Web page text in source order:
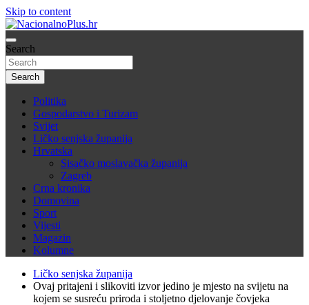
Skip to content
NacionalnoPlus.hr
Nacija želi znati više
Search
Search
Politika
Gospodarstvo i Turizam
Svijet
Ličko senjska županija
Hrvatska
Sisačko moslavačka županija
Zagreb
Crna kronika
Domovina
Sport
Vijesti
Magazin
Kolumne
Ličko senjska županija
Ovaj pritajeni i slikoviti izvor jedino je mjesto na svijetu na
kojem se susreću priroda i stoljetno djelovanje čovjeka